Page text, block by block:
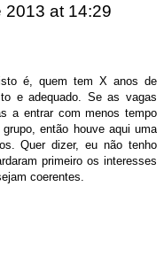
2013 at 14:29
é, quem tem X anos de
e adequado. Se as vagas
a entrar com menos tempo
então houve aqui uma
Quer dizer, eu não tenho
primeiro os interesses
coerentes.